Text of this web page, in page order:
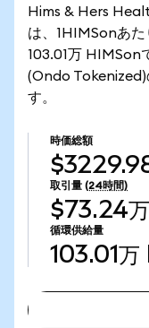
Hims & Hers
は、1HIMSonあた
103.01万 HIMSon
(Ondo Tokenized)
す。
時価総額
取引量 (24時間)
$73.24万
循環供給量
103.01万